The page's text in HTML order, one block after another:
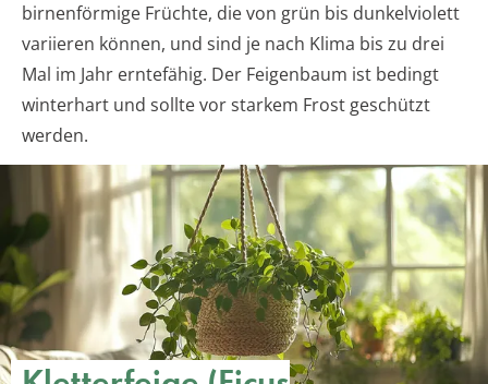
birnenförmige Früchte, die von grün bis dunkelviolett
variieren können, und sind je nach Klima bis zu drei
Mal im Jahr erntefähig. Der Feigenbaum ist bedingt
winterhart und sollte vor starkem Frost geschützt
werden.